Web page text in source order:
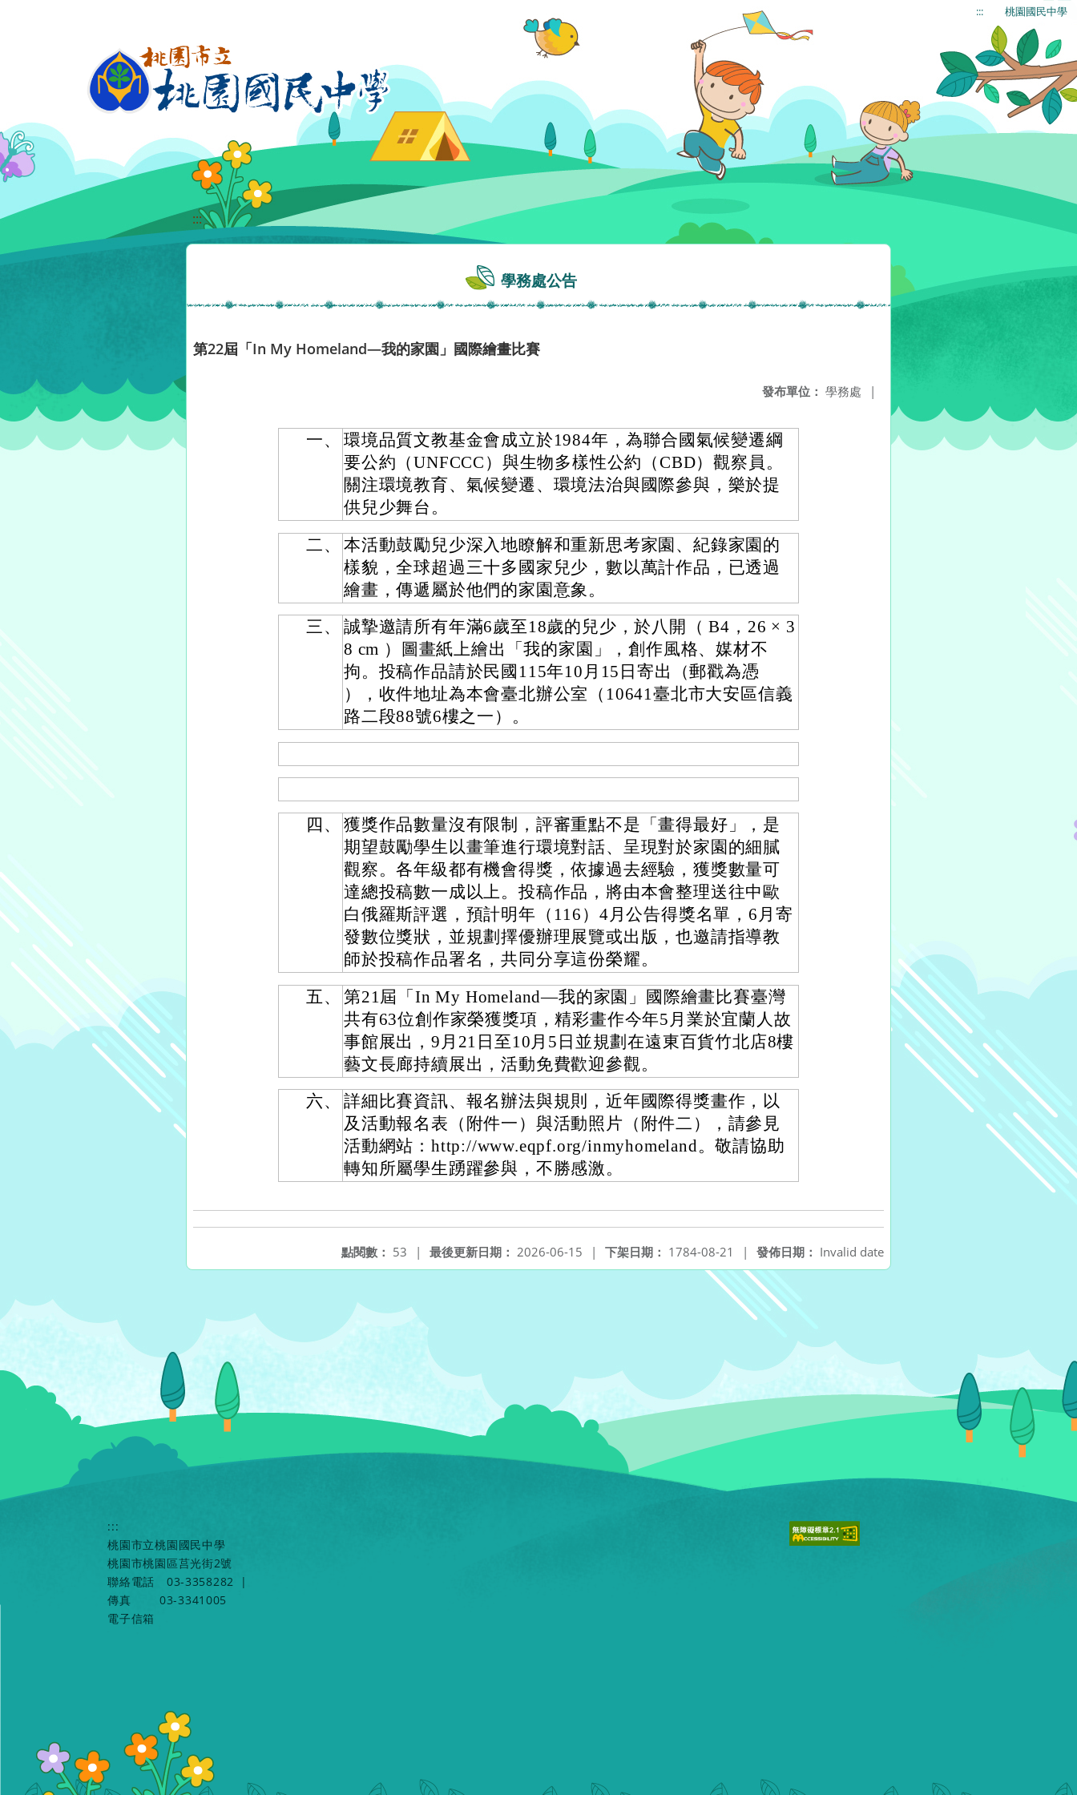
::: 桃園國民中學
:::
學務處公告
第22屆「In My Homeland—我的家園」國際繪畫比賽
發布單位： 學務處 |
一、
環境品質文教基金會成立於1984年，為聯合國氣候變遷綱
要公約（UNFCCC）與生物多樣性公約（CBD）觀察員。
關注環境教育、氣候變遷、環境法治與國際參與，樂於提
供兒少舞台。
二、
本活動鼓勵兒少深入地瞭解和重新思考家園、紀錄家園的
樣貌，全球超過三十多國家兒少，數以萬計作品，已透過
繪畫，傳遞屬於他們的家園意象。
三、
誠摯邀請所有年滿6歲至18歲的兒少，於八開（ B4，26 × 3
8 cm ）圖畫紙上繪出「我的家園」，創作風格、媒材不
拘。投稿作品請於民國115年10月15日寄出（郵戳為憑
），收件地址為本會臺北辦公室（10641臺北市大安區信義
路二段88號6樓之一）。
四、
獲獎作品數量沒有限制，評審重點不是「畫得最好」，是
期望鼓勵學生以畫筆進行環境對話、呈現對於家園的細膩
觀察。各年級都有機會得獎，依據過去經驗，獲獎數量可
達總投稿數一成以上。投稿作品，將由本會整理送往中歐
白俄羅斯評選，預計明年（116）4月公告得獎名單，6月寄
發數位獎狀，並規劃擇優辦理展覽或出版，也邀請指導教
師於投稿作品署名，共同分享這份榮耀。
五、
第21屆「In My Homeland—我的家園」國際繪畫比賽臺灣
共有63位創作家榮獲獎項，精彩畫作今年5月業於宜蘭人故
事館展出，9月21日至10月5日並規劃在遠東百貨竹北店8樓
藝文長廊持續展出，活動免費歡迎參觀。
六、
詳細比賽資訊、報名辦法與規則，近年國際得獎畫作，以
及活動報名表（附件一）與活動照片（附件二），請參見
活動網站：http://www.eqpf.org/inmyhomeland。敬請協助
轉知所屬學生踴躍參與，不勝感激。
發佈日期： Invalid date
下架日期： 1784-08-21 |
最後更新日期： 2026-06-15 |
點閱數： 53 |
:::
桃園市立桃園國民中學
桃園市桃園區莒光街2號
聯絡電話
03-3358282
|
傳真
03-3341005
電子信箱